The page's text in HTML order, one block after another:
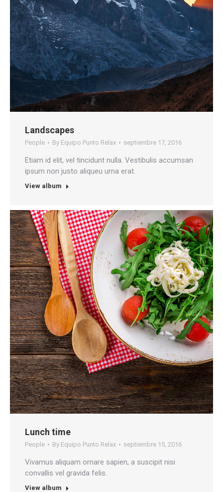
Landscapes
People By Equipo Punto Relax septiembre 17, 2016
Etiam id elit, vel tincidunt nulla. Vestibulis accumsan
ipsum non justo aliqueu urna erat.
View album
Lunch time
People By Equipo Punto Relax septiembre 15, 2016
Vivamus aliquam ornare sapien, a suscipit nisi
convallis vel gravida felis.
View album